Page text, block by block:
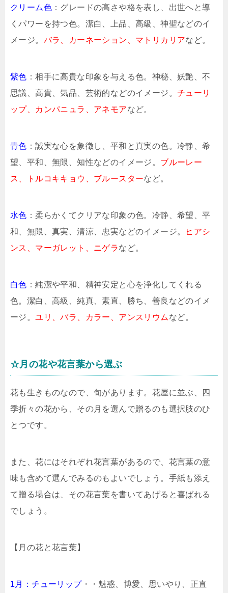
クリーム色 ：グレードの高さや格を表し、出世へと導
くパワーを持つ色。潔白、上品、高級、神聖などのイ
メージ。 バラ、カーネーション、マトリカリアなど。
紫色 ：相手に高貴な印象を与える色。神秘、妖艶、不
思議、高貴、気品、芸術的などのイメージ。 チューリ
ップ、カンパニュラ、アネモアなど。
青色 ：誠実な心を象徴し、平和と真実の色。冷静、希
望、平和、無限、知性などのイメージ。 ブルーレー
ス、トルコキキョウ、ブルースターなど。
水色 ：柔らかくてクリアな印象の色。冷静、希望、平
和、無限、真実、清涼、忠実などのイメージ。
ヒアシ
ンス、マーガレット、ニゲラなど。
白色 ：純潔や平和、精神安定と心を浄化してくれる
色。潔白、高級、純真、素直、勝ち、善良などのイメ
ージ。ユリ、バラ、カラー、アンスリウム など。
☆月の花や花言葉から選ぶ
花も生きものなので、旬があります。花屋に並ぶ、四
季折々の花から、その月を選んで贈るのも選択肢のひ
とつです。
また、花にはそれぞれ花言葉があるので、花言葉の意
味も含めて選んでみるのもよいでしょう。手紙も添え
て贈る場合は、その花言葉を書いてあげると喜ばれる
でしょう。
【月の花と花言葉】
1月：チューリップ・・魅惑、博愛、思いやり、正直